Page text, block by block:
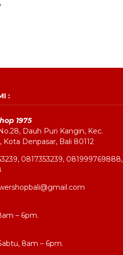
:
1975
Dauh Puri Kangin, Kec.
Kota Denpasar, Bali 80112
0817353239, 081999769888,
– 6pm.
8am – 6pm.